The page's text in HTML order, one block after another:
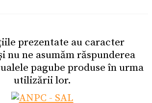
prezentate au caracter
nu ne asumăm răspunderea
pagube produse în urma
utilizării lor.